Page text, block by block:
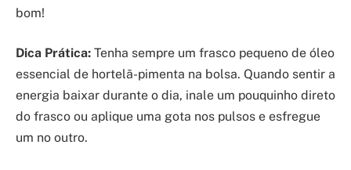
bom!
Dica Prática: Tenha sempre um frasco pequeno de óleo
essencial de hortelã-pimenta na bolsa. Quando sentir a
energia baixar durante o dia, inale um pouquinho direto
do frasco ou aplique uma gota nos pulsos e esfregue
um no outro.